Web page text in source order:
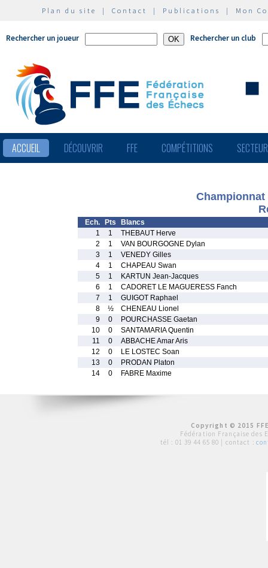
Plan du site | Contact | Publications | Mon
Rechercher un joueur Rechercher un club
ACCUEIL DÉCOUVRIR FFE COMPÉTITIONS
Championnat
Ech. Pts
Blancs
1
1
THEBAUT Herve
2
1
VAN BOURGOGNE Dylan
3
1
VENEDY Gilles
4
1
CHAPEAU Swan
5
1
KARTUN Jean-Jacques
6
1
CADORET LE MAGUERESS Fanch
7
1
GUIGOT Raphael
8
½
CHENEAU Lionel
9
0
POURCHASSE Gaetan
10
0
SANTAMARIA Quentin
11
0
ABBACHE Amar Aris
12
0
LE LOSTEC Soan
13
0
PRODAN Platon
14
0 FABRE Maxime
Copyright © 2015
Fédération Française des
tél : 01 39 44 65 80 | contact :